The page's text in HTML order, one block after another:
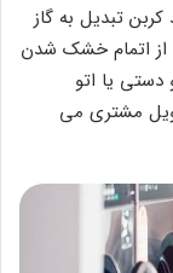
تبدیل به گاز
اتمام خشک شدن
دستی یا اتو
مشتری می